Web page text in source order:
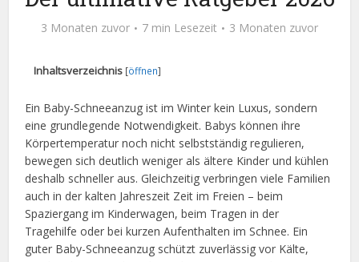
3 Monaten zuvor 7 min Lesezeit 3 Monaten zuvor
Inhaltsverzeichnis [öffnen]
Ein Baby-Schneeanzug ist im Winter kein Luxus, sondern
eine grundlegende Notwendigkeit. Babys können ihre
Körpertemperatur noch nicht selbstständig regulieren,
bewegen sich deutlich weniger als ältere Kinder und kühlen
deshalb schneller aus. Gleichzeitig verbringen viele Familien
auch in der kalten Jahreszeit Zeit im Freien – beim
Spaziergang im Kinderwagen, beim Tragen in der
Tragehilfe oder bei kurzen Aufenthalten im Schnee. Ein
guter Baby-Schneeanzug schützt zuverlässig vor Kälte,